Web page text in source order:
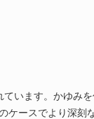
います。かゆみ
ースでより深